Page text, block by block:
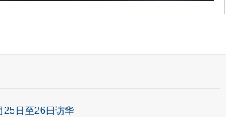
25日至26日访华